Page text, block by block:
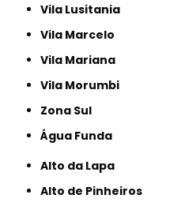
Vila Lusitania
Vila Marcelo
Vila Mariana
Vila Morumbi
Zona Sul
Água Funda
Alto da Lapa
Alto de Pinheiros